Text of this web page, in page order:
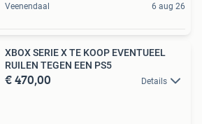
Veenendaal 6 aug 26
XBOX SERIE X TE KOOP EVENTUEEL
RUILEN TEGEN EEN PS5
€ 470,00 Details